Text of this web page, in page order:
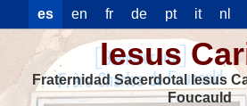
es en fr de pt it nl
Iesus
Fraternidad Sacerdotal Iesus
Foucauld